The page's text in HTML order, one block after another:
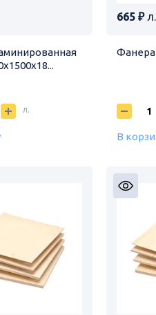
л.
665 ₽
Фанера
В